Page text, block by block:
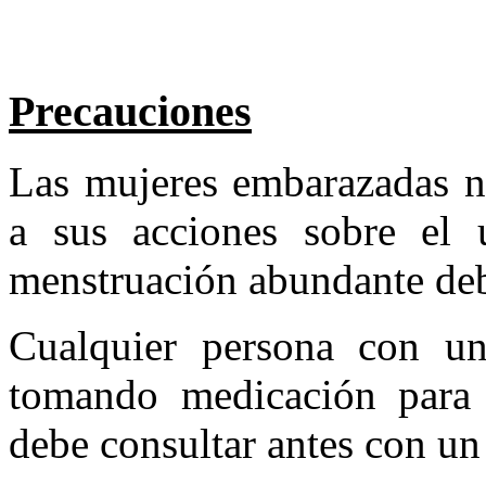
Precauciones
Las mujeres embarazadas
a sus acciones sobre el
menstruación abundante
Cualquier persona con
tomando medicación
debe consultar antes con